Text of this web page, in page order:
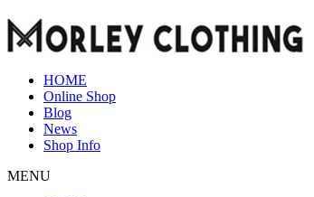
HOME
Online Shop
Blog
News
Shop Info
MENU